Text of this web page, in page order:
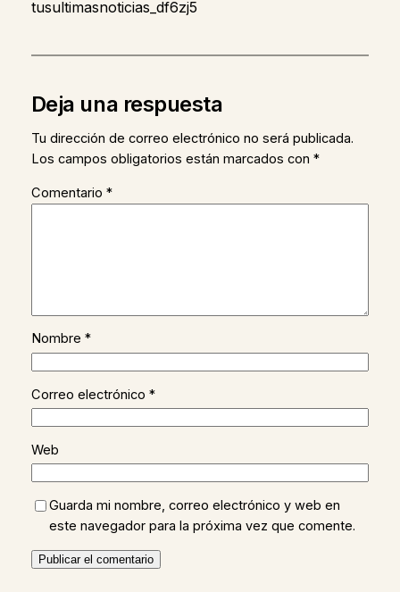
tusultimasnoticias_df6zj5
Deja una respuesta
Tu dirección de correo electrónico no será publicada.
Los campos obligatorios están marcados con *
Comentario *
Nombre *
Correo electrónico *
Web
Guarda mi nombre, correo electrónico y web en
este navegador para la próxima vez que comente.